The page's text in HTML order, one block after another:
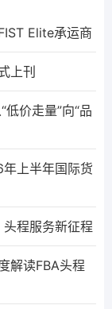
Elite承运商
上刊
价走量”向“品
上半年国际货
程服务新征程
解读FBA头程